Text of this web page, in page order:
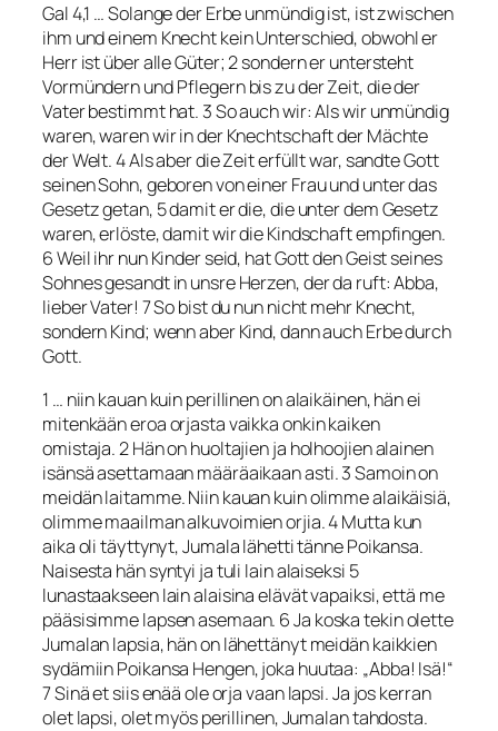
Gal 4,1 … Solange der Erbe unmündig ist, ist zwischen
ihm und einem Knecht kein Unterschied, obwohl er
Herr ist über alle Güter; 2 sondern er untersteht
Vormündern und Pflegern bis zu der Zeit, die der
Vater bestimmt hat. 3 So auch wir: Als wir unmündig
waren, waren wir in der Knechtschaft der Mächte
der Welt. 4 Als aber die Zeit erfüllt war, sandte Gott
seinen Sohn, geboren von einer Frau und unter das
Gesetz getan, 5 damit er die, die unter dem Gesetz
waren, erlöste, damit wir die Kindschaft empfingen.
6 Weil ihr nun Kinder seid, hat Gott den Geist seines
Sohnes gesandt in unsre Herzen, der da ruft: Abba,
lieber Vater! 7 So bist du nun nicht mehr Knecht,
sondern Kind; wenn aber Kind, dann auch Erbe durch
Gott.
1 … niin kauan kuin perillinen on alaikäinen, hän ei
mitenkään eroa orjasta vaikka onkin kaiken
omistaja. 2 Hän on huoltajien ja holhoojien alainen
isänsä asettamaan määräaikaan asti. 3 Samoin on
meidän laitamme. Niin kauan kuin olimme alaikäisiä,
olimme maailman alkuvoimien orjia. 4 Mutta kun
aika oli täyttynyt, Jumala lähetti tänne Poikansa.
Naisesta hän syntyi ja tuli lain alaiseksi 5
lunastaakseen lain alaisina elävät vapaiksi, että me
pääsisimme lapsen asemaan. 6 Ja koska tekin olette
Jumalan lapsia, hän on lähettänyt meidän kaikkien
sydämiin Poikansa Hengen, joka huutaa: „Abba! Isä!“
7 Sinä et siis enää ole orja vaan lapsi. Ja jos kerran
olet lapsi, olet myös perillinen, Jumalan tahdosta.